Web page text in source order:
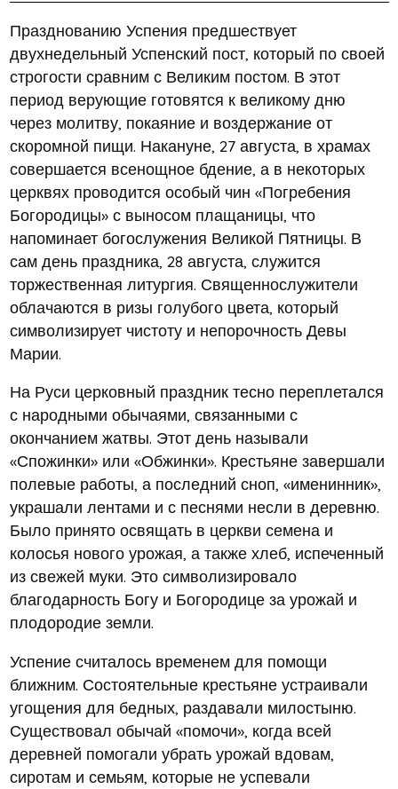
Празднованию Успения предшествует
двухнедельный Успенский пост, который по своей
строгости сравним с Великим постом. В этот
период верующие готовятся к великому дню
через молитву, покаяние и воздержание от
скоромной пищи. Накануне, 27 августа, в храмах
совершается всенощное бдение, а в некоторых
церквях проводится особый чин «Погребения
Богородицы» с выносом плащаницы, что
напоминает богослужения Великой Пятницы. В
сам день праздника, 28 августа, служится
торжественная литургия. Священнослужители
облачаются в ризы голубого цвета, который
символизирует чистоту и непорочность Девы
Марии.
На Руси церковный праздник тесно переплетался
с народными обычаями, связанными с
окончанием жатвы. Этот день называли
«Спожинки» или «Обжинки». Крестьяне завершали
полевые работы, а последний сноп, «именинник»,
украшали лентами и с песнями несли в деревню.
Было принято освящать в церкви семена и
колосья нового урожая, а также хлеб, испеченный
из свежей муки. Это символизировало
благодарность Богу и Богородице за урожай и
плодородие земли.
Успение считалось временем для помощи
ближним. Состоятельные крестьяне устраивали
угощения для бедных, раздавали милостыню.
Существовал обычай «помочи», когда всей
деревней помогали убрать урожай вдовам,
сиротам и семьям, которые не успевали